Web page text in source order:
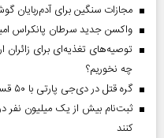
مجازات سنگین برای آدم‌ربایان
واکسن جدید سرطان پانکراس
چه نخوریم؟
گره قتل در دی‌جی پارتی با ۵۰ قسم باز می‌شود
ثبت‌نام بیش از یک میلیون نفر
کنند